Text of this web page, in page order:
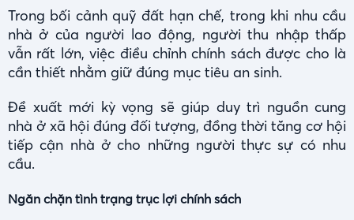
Trong bối cảnh quỹ đất hạn chế, trong khi nhu cầu
nhà ở của người lao động, người thu nhập thấp
vẫn rất lớn, việc điều chỉnh chính sách được cho là
cần thiết nhằm giữ đúng mục tiêu an sinh.
Đề xuất mới kỳ vọng sẽ giúp duy trì nguồn cung
nhà ở xã hội đúng đối tượng, đồng thời tăng cơ hội
tiếp cận nhà ở cho những người thực sự có nhu
cầu.
Ngăn chặn tình trạng trục lợi chính sách